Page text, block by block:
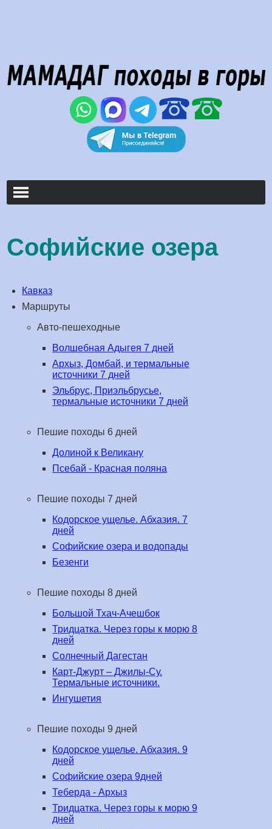
Софийские озера
Кавказ
Маршруты
Авто-пешеходные
Волшебная Адыгея 7 дней
Архыз, Домбай, и термальные
источники 7 дней
Эльбрус, Приэльбрусье,
термальные источники 7 дней
Пешие походы 6 дней
Долиной к Великану
Псебай - Красная поляна
Пешие походы 7 дней
Кодорское ущелье. Абхазия. 7
дней
Софийские озера и водопады
Безенги
Пешие походы 8 дней
Большой Тхач-Ачешбок
Тридцатка. Через горы к морю 8
дней
Солнечный Дагестан
Карт-Джурт – Джилы-Су.
Термальные источники.
Ингушетия
Пешие походы 9 дней
Кодорское ущелье. Абхазия. 9
дней
Софийские озера 9дней
Теберда - Архыз
Тридцатка. Через горы к морю 9
дней